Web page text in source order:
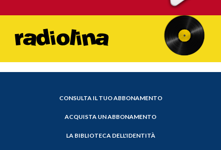
CONSULTA IL TUO ABBONAMENTO
ACQUISTA UN ABBONAMENTO
LA BIBLIOTECA DELL'IDENTITÀ